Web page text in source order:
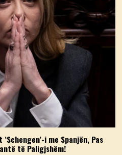
i me Spanjën, Pas
të Paligjshëm!